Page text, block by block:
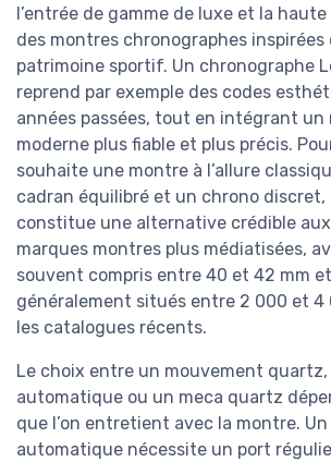
l’entrée de gamme de luxe et la
des montres chronographes inspirées
patrimoine sportif. Un chronographe
reprend par exemple des codes
années passées, tout en intégrant un
moderne plus fiable et plus précis.
souhaite une montre à l’allure
cadran équilibré et un chrono discret,
constitue une alternative crédible
marques montres plus médiatisées,
souvent compris entre 40 et 42 mm
généralement situés entre 2 000 et 4
les catalogues récents.
Le choix entre un mouvement
automatique ou un meca quartz
que l’on entretient avec la montre.
automatique nécessite un port